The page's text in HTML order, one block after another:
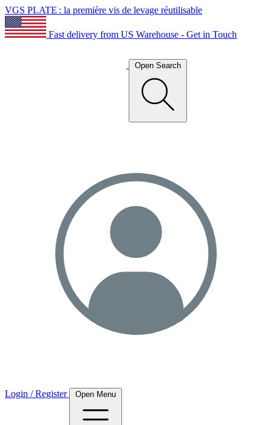
VGS PLATE : la première vis de levage réutilisable
Fast delivery from US Warehouse - Get in Touch
Open Search
Login / Register Open Menu